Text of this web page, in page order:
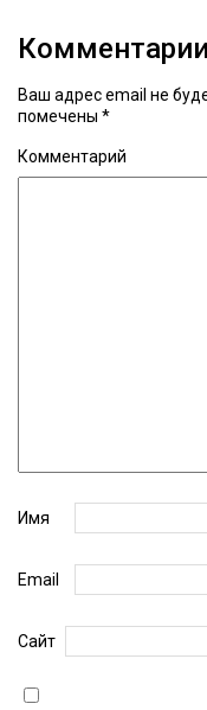
Комментарии
Ваш адрес email не
помечены *
Комментарий
Имя
Email
Сайт